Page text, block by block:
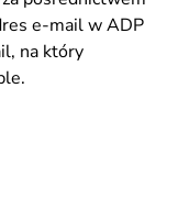
e-mail w ADP
na który